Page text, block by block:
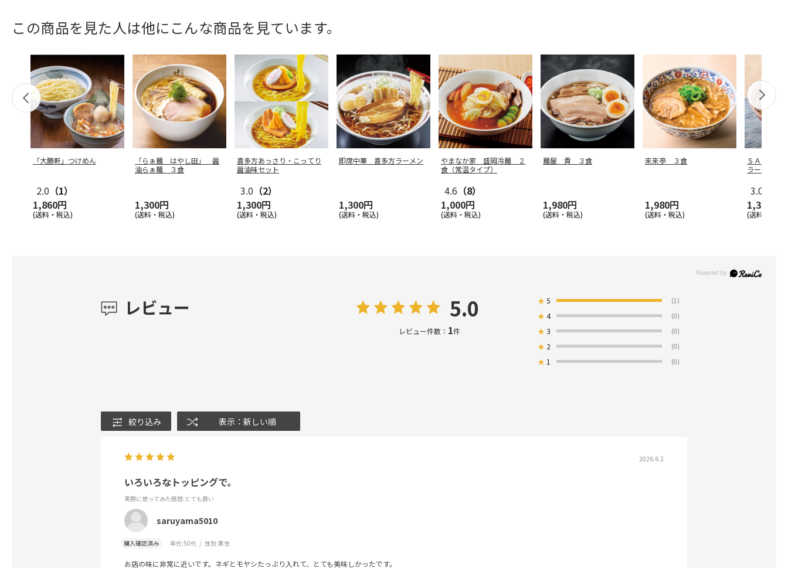
この商品を見た人は他にこんな商品を見ています。
「大勝軒」つけめん
2.0 （1）
1,860円
(送料・税込)
「らぁ麺 はやし田」 醤
油らぁ麺 ３食
1,300円
(送料・税込)
喜多方あっさり・こってり
醤油味セット
3.0 （2）
1,300円
(送料・税込)
即席中華 喜多方ラーメン
1,300円
(送料・税込)
やまなか家 盛岡冷麺 ２
食（常温タイプ）
4.6 （8）
1,000円
(送料・税込)
麺屋 貴 ３食
1,980円
(送料・税込)
来来亭 ３食
1,980円
(送料・税込)
ＳＡＢＡ
ラーメン
3.0
1,300円
(送料・税込)
レビュー 5.0
レビュー件数： 1件
★5 (1)
★4 (0)
★3 (0)
★ 2 (0)
★ 1 (0)
絞り込み 表示：新しい順
2026.6.2
いろいろなトッピングで。
実際に使ってみた感想:とても良い
saruyama5010
購入確認済み 年代:50代 性別:男性
お店の味に非常に近いです。ネギとモヤシたっぷり入れて、とても美味しかったです。